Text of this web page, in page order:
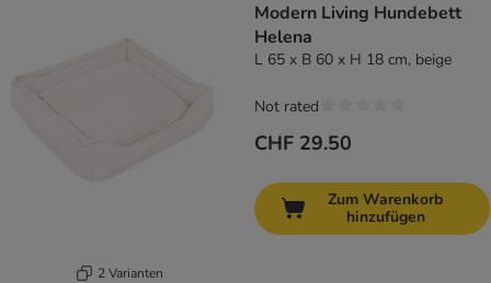
2 Varianten
Modern Living Hundebett
Helena
L 65 x B 60 x H 18 cm, beige
CHF 29.50
Not rated
Zum Warenkorb
hinzufügen